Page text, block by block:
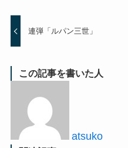
連弾「ルパン三世」
この記事を書いた人
atsuko